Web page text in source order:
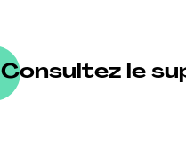
Consultez le